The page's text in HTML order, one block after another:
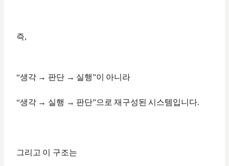
즉,
“생각 → 판단 → 실행”이 아니라
“생각 → 실행 → 판단”으로 재구성된 시스템입니다.
그리고 이 구조는